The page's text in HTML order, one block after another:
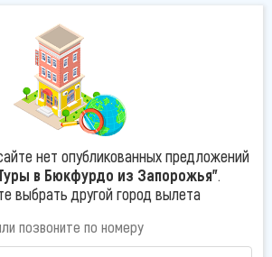
нет опубликованных предложений
в Бюкфурдо из Запорожья".
выбрать другой город вылета
позвоните по номеру